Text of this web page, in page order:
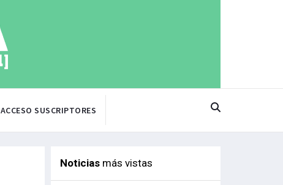
ACCESO SUSCRIPTORES
Noticiasmás vistas